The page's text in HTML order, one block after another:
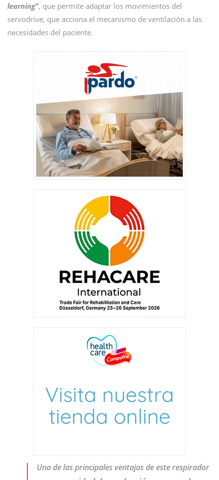
learning”, que permite adaptar los movimientos del
servodrive, que acciona el mecanismo de ventilación a las
necesidades del paciente.
Una de las principales ventajas de este respirador